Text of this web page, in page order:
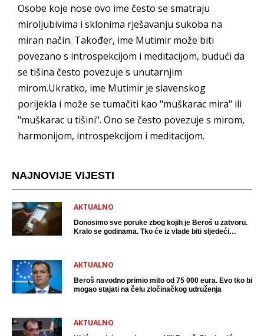
Osobe koje nose ovo ime često se smatraju
miroljubivima i sklonima rješavanju sukoba na
miran način. Također, ime Mutimir može biti
povezano s introspekcijom i meditacijom, budući da
se tišina često povezuje s unutarnjim
mirom.Ukratko, ime Mutimir je slavenskog
porijekla i može se tumačiti kao "muškarac mira" ili
"muškarac u tišini". Ono se često povezuje s mirom,
harmonijom, introspekcijom i meditacijom.
NAJNOVIJE VIJESTI
AKTUALNO
Donosimo sve poruke zbog kojih je Beroš u zatvoru.
Kralo se godinama. Tko će iz vlade biti sljedeći
AKTUALNO
Beroš navodno primio mito od 75 000 eura. Evo tko bi
mogao stajati na čelu zločinačkog udruženja
AKTUALNO